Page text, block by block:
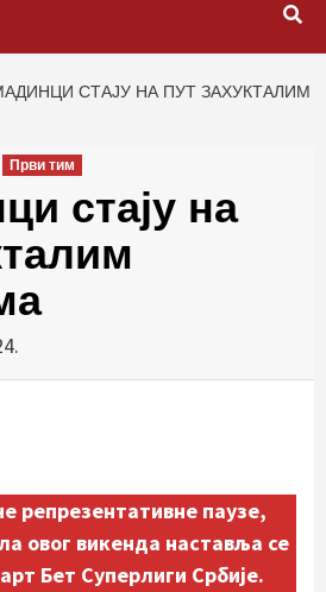
СТАЈУ НА ПУТ ЗАХУКТАЛИМ
Први тим
стају на
репрезентативне паузе,
овог викенда наставља се
Бет Суперлиги Србије.